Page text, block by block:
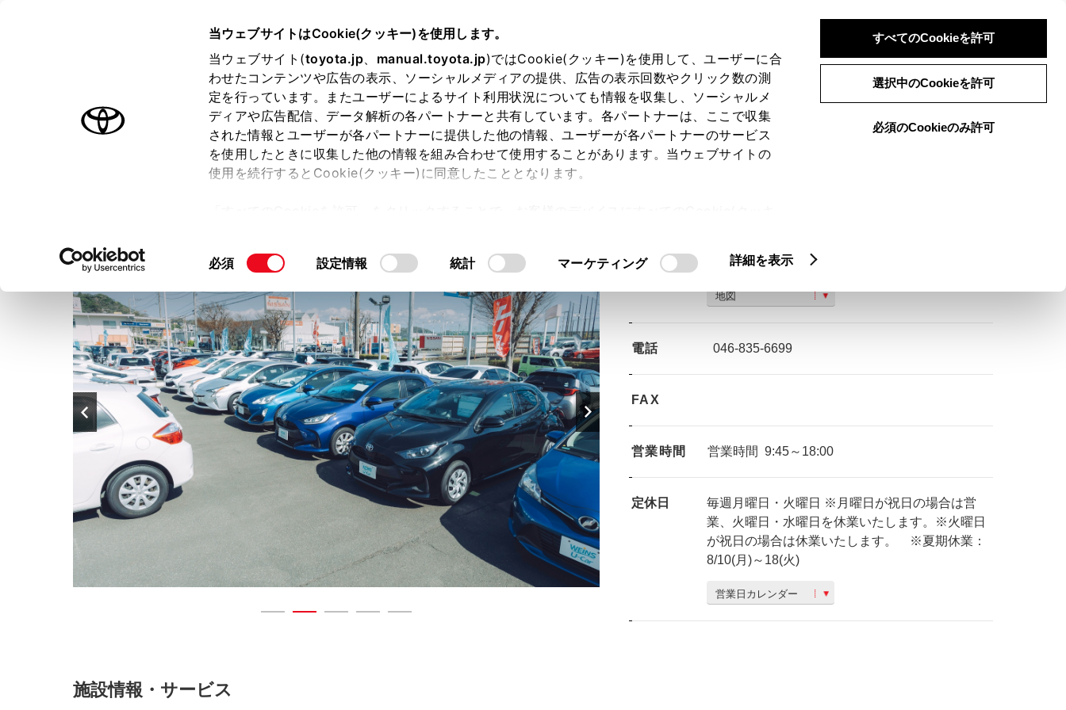
当ウェブサイトはCookie(クッキー)を使用します。
当ウェブサイト(toyota.jp、 manual.toyota.jp)ではCookie(クッキー)を使用して、ユーザーに合
わせたコンテンツや広告の表示、ソーシャルメディアの提供、広告の表示回数やクリック数の測
定を行っています。またユーザーによるサイト利用状況についても情報を収集し、ソーシャルメ
ディアや広告配信、データ解析の各パートナーと共有しています。各パートナーは、ここで収集
された情報とユーザーが各パートナーに提供した他の情報、ユーザーが各パートナーのサービス
を使用したときに収集した他の情報を組み合わせて使用することがあります。当ウェブサイトの
使用を続行するとCookie(クッキー)に同意したこととなります。
て」をご覧ください。
同
の
選
択
必須 設定情報 統計 マーケティング 詳細を表示
すべてのCookieを許可
選択中のCookieを許可
必須のCookieのみ許可
ログイン 検索 メニュー
オーナーサポート トピックス
店舗トップ ご購入相談
住所 神奈川県横須賀市佐原１−１−２
地図
電話 046-835-6699
FAX
営業時間 営業時間 9:45～18:00
定休日
毎週月曜日・火曜日 ※月曜日が祝日の場合は営
業、火曜日・水曜日を休業いたします。※火曜日
が祝日の場合は休業いたします。 ※夏期休業：
8/10(月)～18(火)
営業日カレンダー
施設情報・サービス